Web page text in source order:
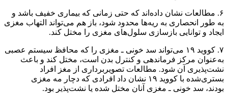
۶. مطالعات نشان داده‌اند که حتی زمانی که بیماری خفیف باشد و
به طور انحصاری به ریه‌ها محدود شود، باز هم می‌تواند التهاب مغزی
ایجاد و توانایی بازسازی سلول‌های مغزی را مختل کند.
۷. کووید ۱۹ می‌تواند سد خونی‌ ـ مغزی را که محافظ سیستم عصبی
به‌عنوان مرکز فرماندهی و کنترل بدن است، مختل کند و باعث
نشت‌پذیری آن شود. مطالعات تصویربرداری از مغز افراد
بستری‌شده با کووید ۱۹ نشان داد افرادی که دچار مه مغزی
بودند، سد خونی‌ ـ مغزی آنان مختل شده یا نشت‌پذیر بود.